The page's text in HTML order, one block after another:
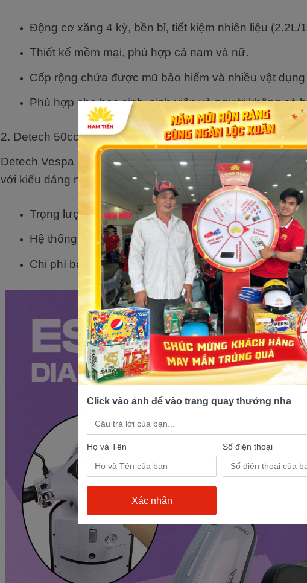
Động cơ xăng 4 kỳ, bền bỉ, tiết kiệm nhiên liệu (2.2L/
Thiết kế mềm mại, phù hợp cả nam và nữ.
Cốp rộng chứa được mũ bảo hiểm và nhiều vật
Phù hợp cho học sinh, sinh viên và người không có
2. Detech 50cc Vespa - hệ thốngcửa hàng xe 50 phân khối
Detech Vespa 50cc được thiết kế để mang lại sự tiện lợi
với kiểu dáng nhỏ gọn và hệ thống vận hành thân thiện.
Trọng lượng nhẹ, dễ điều khiển.
Hệ thống đèn LED hiện đại, tăng tính thẩm mỹ và
Chi phí bảo dưỡng thấp, phụ tùng dễ thay thế.
Click vào ảnh để vào trang quay thưởng nha
Họ và Tên Số điện thoại